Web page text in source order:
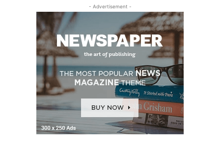
- Advertisement -